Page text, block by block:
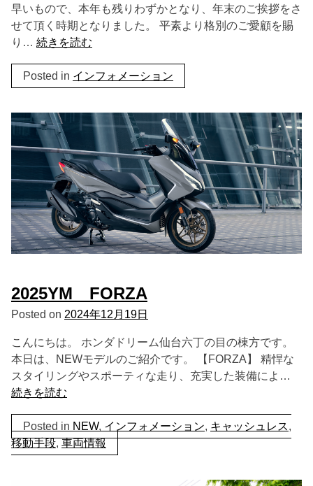
早いもので、本年も残りわずかとなり、年末のご挨拶をさ
せて頂く時期となりました。 平素より格別のご愛顧を賜
り… 続きを読む
Posted in インフォメーション
2025YM FORZA
Posted on 2024年12月19日
こんにちは。 ホンダドリーム仙台六丁の目の棟方です。
本日は、NEWモデルのご紹介です。 【FORZA】 精悍な
スタイリングやスポーティな走り、充実した装備によ…
続きを読む
Posted in NEW, インフォメーション, キャッシュレス,
移動手段, 車両情報